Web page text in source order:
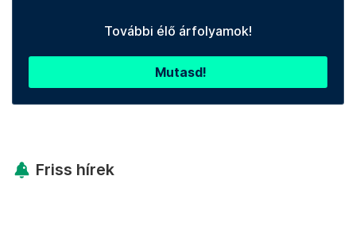
További élő árfolyamok!
Mutasd!
Friss hírek